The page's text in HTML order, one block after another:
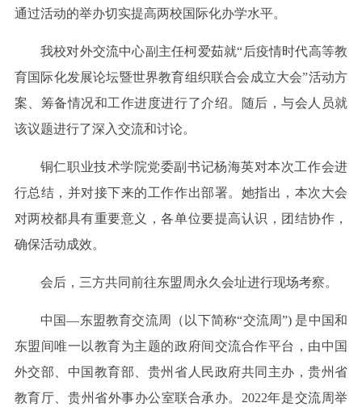
通过活动的举办切实提高两校国际化办学水平。
我校对外交流中心副主任柯爱茹就“后疫情时代高等教
育国际化发展论坛暨世界教育组织联合会成立大会”活动方
案、筹备情况和工作进度进行了介绍。随后，与会人员就
该议题进行了深入交流和讨论。
铜仁职业技术学院党委副书记杨海英对本次工作会进
行总结，并对接下来的工作作出部署。她指出，本次大会
对两校都具有重要意义，各单位要提高认识，团结协作，
确保活动成效。
会后，三方共同前往东盟周永久会址进行现场考察。
中国—东盟教育交流周（以下简称“交流周”) 是中国和
东盟间唯一以教育为主题的政府间交流合作平台，由中国
外交部、中国教育部、贵州省人民政府共同主办，贵州省
教育厅、贵州省外事办公室联合承办。2022年是交流周举